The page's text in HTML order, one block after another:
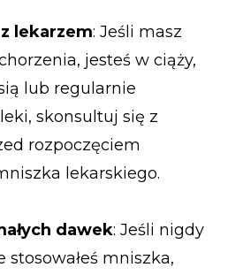
lekarzem: Jeśli masz
jesteś w ciąży,
lub regularnie
skonsultuj się z
rozpoczęciem
lekarskiego.
dawek: Jeśli nigdy
stosowałeś mniszka,